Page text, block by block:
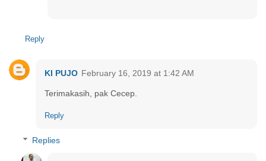
Reply
KI PUJO February 16, 2019 at 1:42 AM
Terimakasih, pak Cecep.
Reply
Replies